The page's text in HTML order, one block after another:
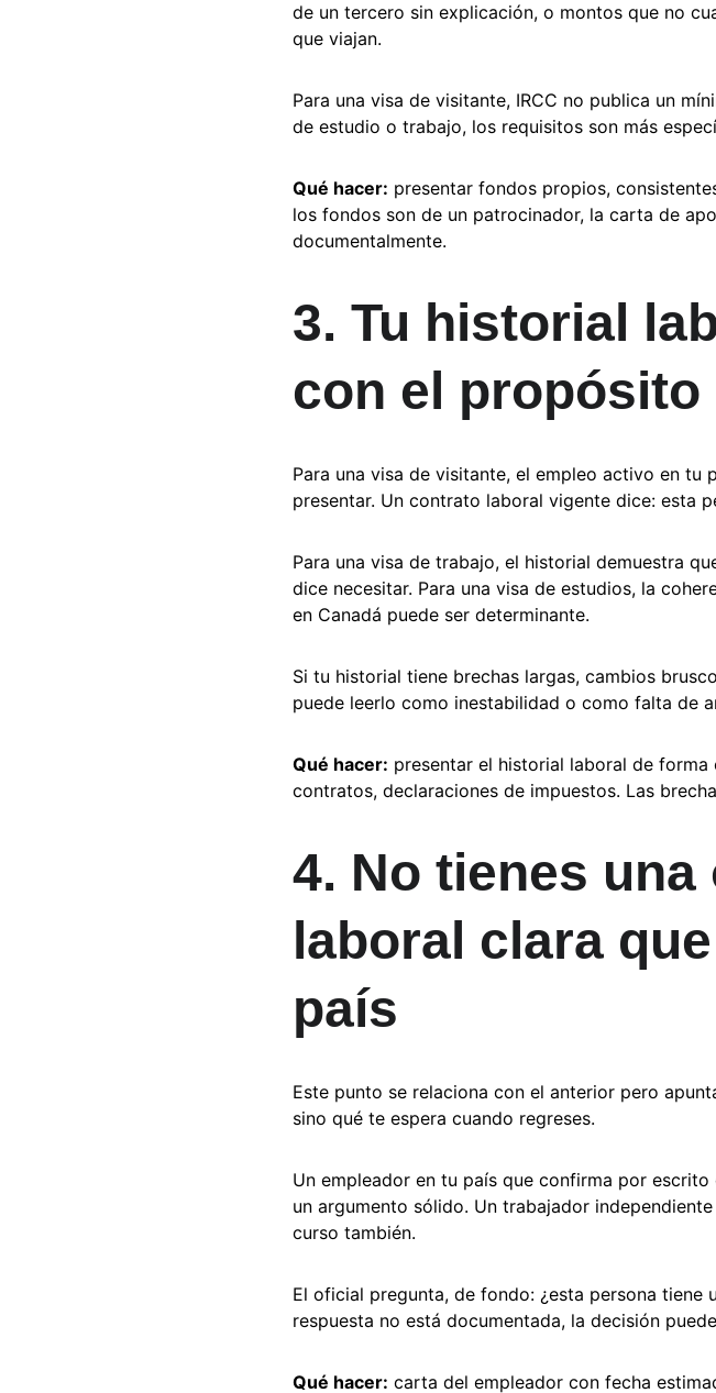
de un tercero sin explicación, o montos que no
que viajan.
Para una visa de visitante, IRCC no publica un
de estudio o trabajo, los requisitos son más
Qué hacer: presentar fondos propios,
los fondos son de un patrocinador, la carta de
documentalmente.
3. Tu historial
con el propósito
Para una visa de visitante, el empleo activo en tu
presentar. Un contrato laboral vigente dice: esta
Para una visa de trabajo, el historial demuestra
dice necesitar. Para una visa de estudios, la
en Canadá puede ser determinante.
Si tu historial tiene brechas largas, cambios
puede leerlo como inestabilidad o como falta de
Qué hacer: presentar el historial laboral de
contratos, declaraciones de impuestos. Las
4. No tienes
laboral clara
país
Este punto se relaciona con el anterior pero
sino qué te espera cuando regreses.
Un empleador en tu país que confirma por
un argumento sólido. Un trabajador
curso también.
El oficial pregunta, de fondo: ¿esta persona tiene
respuesta no está documentada, la decisión
Qué hacer: carta del empleador con fecha